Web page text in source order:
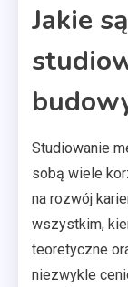
Jakie
Studiowanie
sobą wiele
na rozwój
wszystkim,
teoretyczne
niezwykle